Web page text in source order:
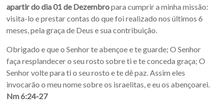
apartir do dia 01 de Dezembropara cumprir a minha missão:
visita-lo e prestar contas do que foi realizado nos últimos 6
meses, pela graça de Deus e sua contribuição.
Obrigado e que o Senhor te abençoe e te guarde; O Senhor
faça resplandecer o seu rosto sobre ti e te conceda graça; O
Senhor volte para ti o seu rosto e te dê paz. Assim eles
invocarão o meu nome sobre os israelitas, e eu os abençoarei.
Nm 6:24-27